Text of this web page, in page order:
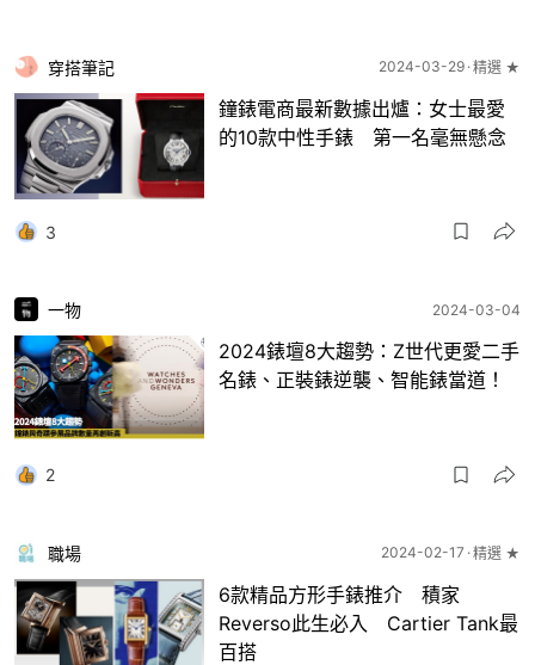
穿搭筆記 2024-03-29 精選 ★
鐘錶電商最新數據出爐：女士最愛
的10款中性手錶 第一名毫無懸念
3
一物 2024-03-04
2024錶壇8大趨勢：Z世代更愛二手
名錶、正裝錶逆襲、智能錶當道！
2
職場 2024-02-17 精選 ★
6款精品方形手錶推介 積家
Reverso此生必入 Cartier Tank最
百搭